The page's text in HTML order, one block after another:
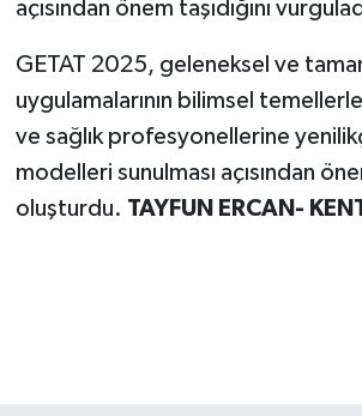
açısından önem taşıdığını
GETAT 2025, geleneksel ve
uygulamalarının bilimsel
ve sağlık profesyonellerine
modelleri sunulması açısından
oluşturdu. TAYFUN ERCAN-